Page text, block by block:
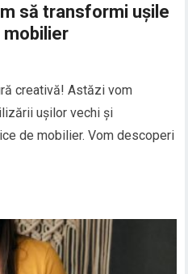
să transformi ușile
mobilier
creativă! Astăzi vom
ușilor vechi și
de mobilier. Vom descoperi